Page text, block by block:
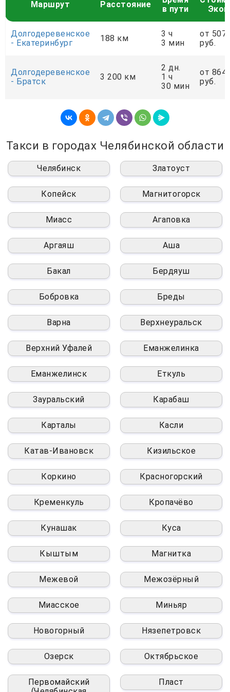
Маршрут Расстояние
в пути
Долгодеревенское
- Екатеринбург
188 км
3 ч
3 мин
от
руб.
Долгодеревенское
- Братск
3 200 км
2 дн.
1 ч
30 мин
от
руб.
Такси в городах Челябинской области
Челябинск Златоуст
Копейск Магнитогорск
Миасс Агаповка
Аргаяш Аша
Бакал Бердяуш
Бобровка Бреды
Варна Верхнеуральск
Верхний Уфалей Еманжелинка
Еманжелинск Еткуль
Зауральский Карабаш
Карталы Касли
Катав-Ивановск Кизильское
Коркино Красногорский
Кременкуль Кропачёво
Кунашак Куса
Кыштым Магнитка
Межевой Межозёрный
Миасское Миньяр
Новогорный Нязепетровск
Озерск Октябрьское
Первомайский
Пласт